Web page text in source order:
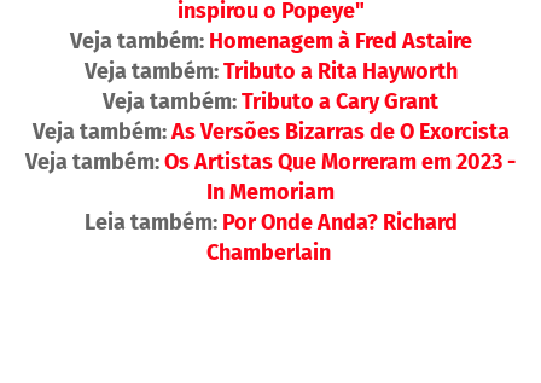
inspirou o Popeye"
Veja também: Homenagem à Fred Astaire
Veja também:Tributo a Rita Hayworth
Veja também:Tributo a Cary Grant
Veja também:As Versões Bizarras de O Exorcista
Veja também:Os Artistas Que Morreram em 2023 -
In Memoriam
Leia também: Por Onde Anda? Richard
Chamberlain